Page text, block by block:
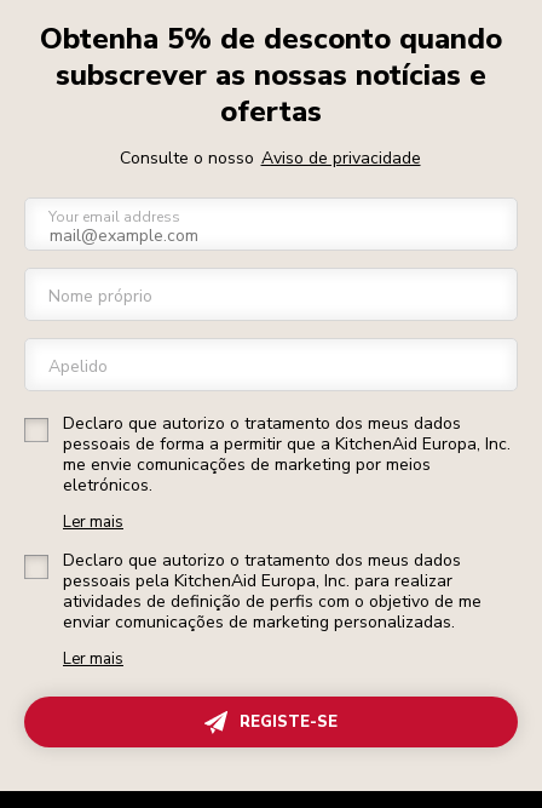
Obtenha 5% de desconto quando
subscrever as nossas notícias e
ofertas
Consulte o nosso Aviso de privacidade
Your email address
Nome próprio
Apelido
Declaro que autorizo o tratamento dos meus dados
pessoais de forma a permitir que a KitchenAid Europa, Inc.
me envie comunicações de marketing por meios
eletrónicos.
Ler mais
Declaro que autorizo o tratamento dos meus dados
pessoais pela KitchenAid Europa, Inc. para realizar
atividades de definição de perfis com o objetivo de me
enviar comunicações de marketing personalizadas.
Ler mais
REGISTE-SE